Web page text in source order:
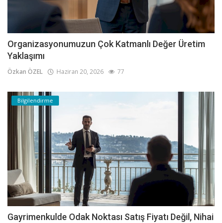
Organizasyonumuzun Çok Katmanlı Değer Üretim
Yaklaşımı
Özkan ÖZEL Haziran 20, 2026 77
Bilgilendirme
Gayrimenkulde Odak Noktası Satış Fiyatı Değil, Nihai